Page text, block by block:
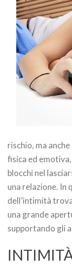
rischio, ma
fisica ed
blocchi nel
una relazione. In
dell’intimità
una grande
supportando gli